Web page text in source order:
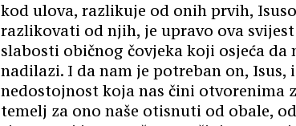
kod ulova, razlikuje od onih prvih,
razlikovati od njih, je upravo ova
slabosti običnog čovjeka koji osjeća da
nadilazi. I da nam je potreban on,
nedostojnost koja nas čini otvorenima
temelj za ono naše otisnuti od obale,